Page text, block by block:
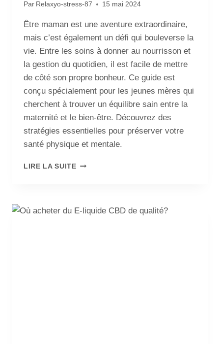
Par Relaxyo-stress-87 15 mai 2024
Être maman est une aventure extraordinaire,
mais c’est également un défi qui bouleverse la
vie. Entre les soins à donner au nourrisson et
la gestion du quotidien, il est facile de mettre
de côté son propre bonheur. Ce guide est
conçu spécialement pour les jeunes mères qui
cherchent à trouver un équilibre sain entre la
maternité et le bien-être. Découvrez des
stratégies essentielles pour préserver votre
santé physique et mentale.
LIRE LA SUITE